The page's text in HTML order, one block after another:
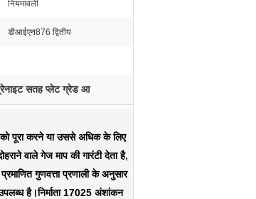
नियमावली
डीआईएन876 द्वितीय
सतह प्लेट ग्रेड आ
को पूरा करने या उससे अधिक के लिए
वाले गेज माप की गारंटी देता है,
गुणवत्ता प्रणाली के अनुसार
है।निर्माता 17025 अंशांकन